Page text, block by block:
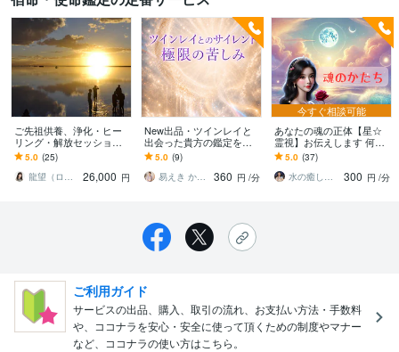
ご先祖供養、浄化・ヒー
リング・解放セッション
します ヒーリング力と、
チャネリング力で 先祖の
想いを汲み取り癒す
5.0 (25)
龍望（ロム）松仲
26,000 円
New出品・ツインレイと
出会った貴方の鑑定をし
ます 極限の辛さ・もがく
苦しみ・人生が180度変わ
る・何故なのか
5.0 (9)
易えき かれん
360 円 /分
今すぐ相談可能
あなたの魂の正体【星☆
霊視】お伝えします 何の
ため生まれてきたのか
【使命・運命】知ること
で進み出す！
5.0 (37)
水の癒し手 魂の救済 Aqua Ray
300 円 /分
ご利用ガイド
サービスの出品、購入、取引の流れ、お支払い方法・手数料
や、ココナラを安心・安全に使って頂くための制度やマナー
など、ココナラの使い方はこちら。